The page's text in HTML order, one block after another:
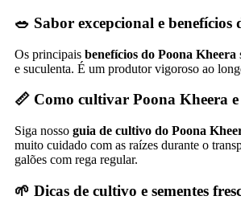
🥗 Sabor excepcional e benefícios
Os principais benefícios do Poona Kheera
e suculenta. É um produtor vigoroso ao
📏 Como cultivar Poona Kheera
Siga nosso guia de cultivo do Poona
muito cuidado com as raízes durante o
galões com rega regular.
🌱 Dicas de cultivo e sementes